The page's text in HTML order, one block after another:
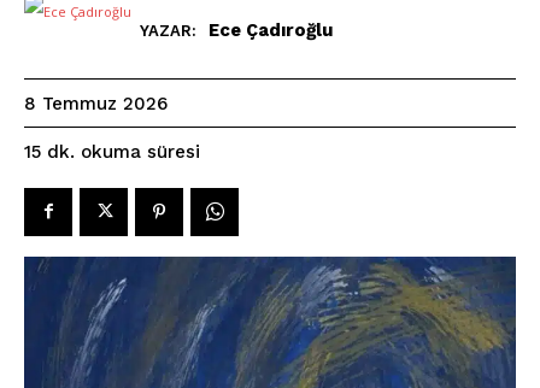
YAZAR: Ece Çadıroğlu
8 Temmuz 2026
15 dk. okuma süresi